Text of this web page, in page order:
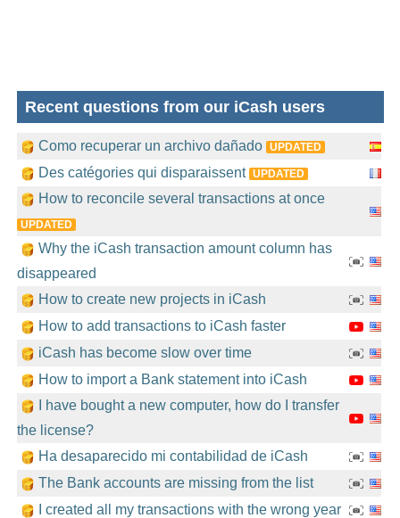
Recent questions from our iCash users
Como recuperar un archivo dañado UPDATED
Des catégories qui disparaissent UPDATED
How to reconcile several transactions at once
UPDATED
Why the iCash transaction amount column has
disappeared
How to create new projects in iCash
How to add transactions to iCash faster
iCash has become slow over time
How to import a Bank statement into iCash
I have bought a new computer, how do I transfer
the license?
Ha desaparecido mi contabilidad de iCash
The Bank accounts are missing from the list
I created all my transactions with the wrong year